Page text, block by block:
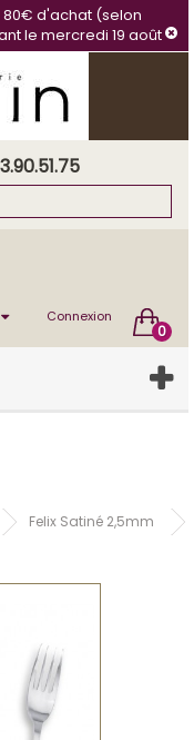
80€ d'achat (selon
le mercredi 19 août
0
Connexion
Felix Satiné 2,5mm